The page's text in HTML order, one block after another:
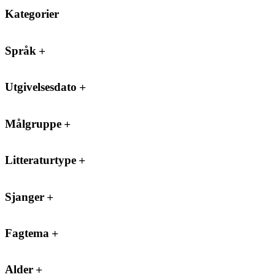
Kategorier
Språk
Utgivelsesdato
Målgruppe
Litteraturtype
Sjanger
Fagtema
Alder